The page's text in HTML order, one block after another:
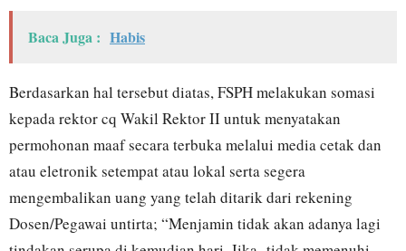
Baca Juga : Habis
Berdasarkan hal tersebut diatas, FSPH melakukan somasi
kepada rektor cq Wakil Rektor II untuk menyatakan
permohonan maaf secara terbuka melalui media cetak dan
atau eletronik setempat atau lokal serta segera
mengembalikan uang yang telah ditarik dari rekening
Dosen/Pegawai untirta; “Menjamin tidak akan adanya lagi